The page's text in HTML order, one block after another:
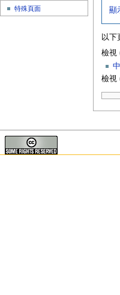
顯
以下
檢視
檢視
特殊頁面